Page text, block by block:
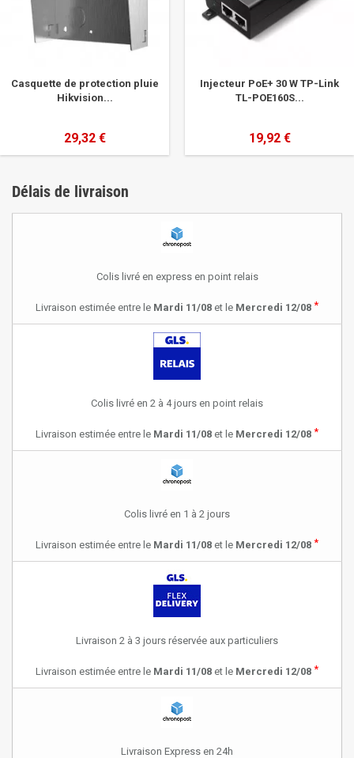
Casquette de protection pluie
Hikvision...
29,32 €
Injecteur PoE+ 30 W TP-Link
TL-POE160S...
19,92 €
Délais de livraison
Colis livré en express en point relais
Livraison estimée entre le Mardi 11/08 et le Mercredi 12/08 *
Colis livré en 2 à 4 jours en point relais
Livraison estimée entre le Mardi 11/08 et le Mercredi 12/08 *
Colis livré en 1 à 2 jours
Livraison estimée entre le Mardi 11/08 et le Mercredi 12/08 *
Livraison 2 à 3 jours réservée aux particuliers
Livraison estimée entre le Mardi 11/08 et le Mercredi 12/08 *
Livraison Express en 24h